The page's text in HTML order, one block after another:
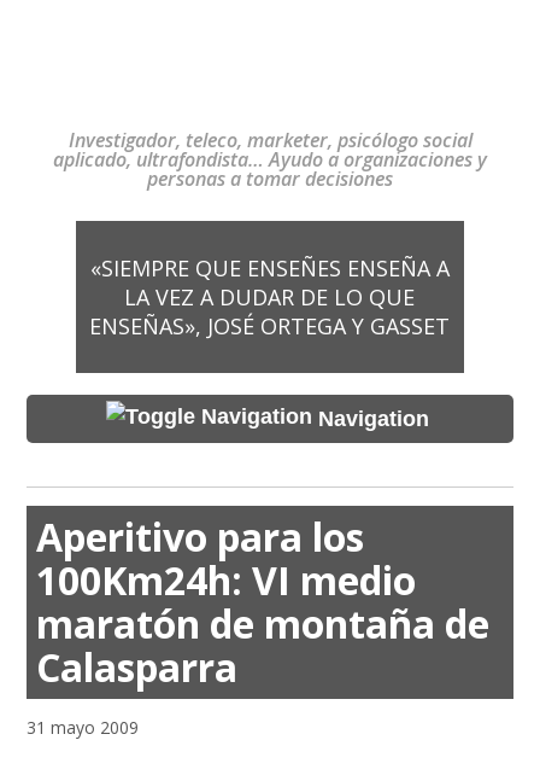
Investigador, teleco, marketer, psicólogo social
aplicado, ultrafondista… Ayudo a organizaciones y
personas a tomar decisiones
«SIEMPRE QUE ENSEÑES ENSEÑA A
LA VEZ A DUDAR DE LO QUE
ENSEÑAS», JOSÉ ORTEGA Y GASSET
Navigation
Aperitivo para los
100Km24h: VI medio
maratón de montaña de
Calasparra
31 mayo 2009